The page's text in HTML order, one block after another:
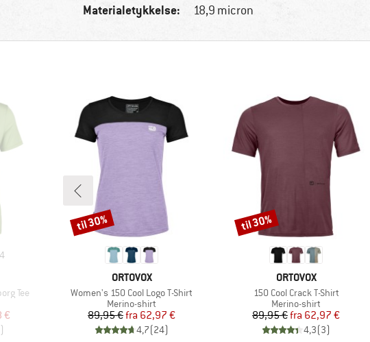
Materialetykkelse: 18,9 micron
4
Tee
€
)
MÆRKE
ORTOVOX
Artikel
Women's 150 Cool Logo T-Shirt
Produktgruppe
Merino-shirt
Pris
89,95 € Nedsat pris
fra 62,97 €
4,7(24)
Rabat
til 30%
MÆRKE
ORTOVOX
Artikel
150 Cool Crack T-Shirt
Produktgruppe
Merino-shirt
Pris
89,95 € Nedsat pris
fra 62,97 €
4,3(3)
Rabat
til 30%